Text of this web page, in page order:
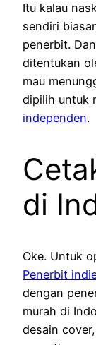
Itu kalau
sendiri
penerbit.
ditentukan
mau
dipilih untuk
independen.
di
Oke. Untuk
Penerbit
dengan
murah di
desain